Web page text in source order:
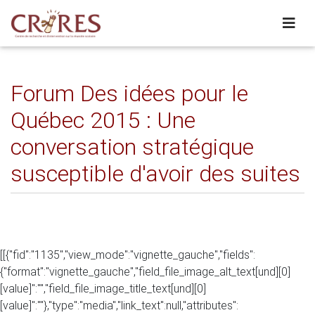
Forum Des idées pour le
Québec 2015 : Une
conversation stratégique
susceptible d'avoir des suites
[[{"fid":"1135","view_mode":"vignette_gauche","fields":
{"format":"vignette_gauche","field_file_image_alt_text[und][0]
[value]":"","field_file_image_title_text[und][0]
[value]":""},"type":"media","link_text":null,"attributes":